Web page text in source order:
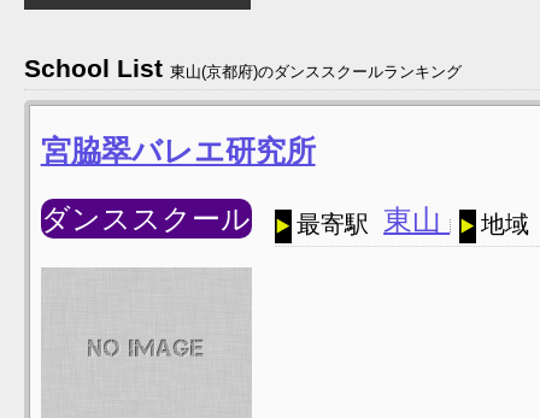
School List 東山(京都府)のダンススクールランキング
宮脇翠バレエ研究所
ダンススクール 最寄駅 東山 地域